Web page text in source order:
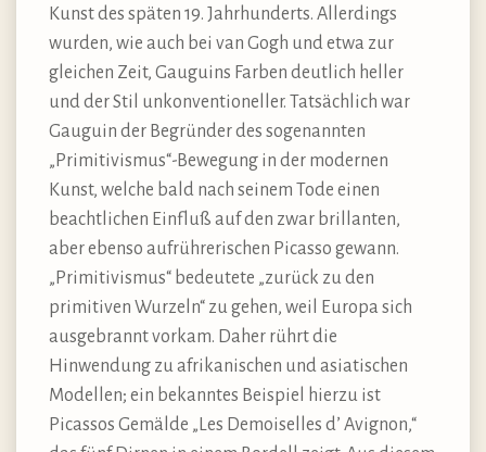
Kunst des späten 19. Jahrhunderts. Allerdings
wurden, wie auch bei van Gogh und etwa zur
gleichen Zeit, Gauguins Farben deutlich heller
und der Stil unkonventioneller. Tatsächlich war
Gauguin der Begründer des sogenannten
„Primitivismus“-Bewegung in der modernen
Kunst, welche bald nach seinem Tode einen
beachtlichen Einfluß auf den zwar brillanten,
aber ebenso aufrührerischen Picasso gewann.
„Primitivismus“ bedeutete „zurück zu den
primitiven Wurzeln“ zu gehen, weil Europa sich
ausgebrannt vorkam. Daher rührt die
Hinwendung zu afrikanischen und asiatischen
Modellen; ein bekanntes Beispiel hierzu ist
Picassos Gemälde „Les Demoiselles d’ Avignon,“